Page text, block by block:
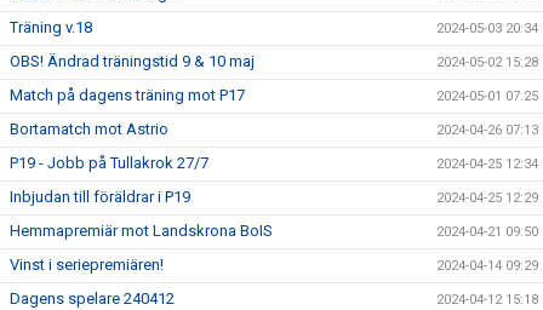
Träning v.18 2024-05-03 20:34
OBS! Ändrad träningstid 9 & 10 maj 2024-05-02 15:28
Match på dagens träning mot P17 2024-05-01 07:25
Bortamatch mot Astrio 2024-04-26 07:13
P19 - Jobb på Tullakrok 27/7 2024-04-25 12:34
Inbjudan till föräldrar i P19 2024-04-25 12:29
Hemmapremiär mot Landskrona BoIS 2024-04-21 09:50
Vinst i seriepremiären! 2024-04-14 09:29
Dagens spelare 240412 2024-04-12 15:18